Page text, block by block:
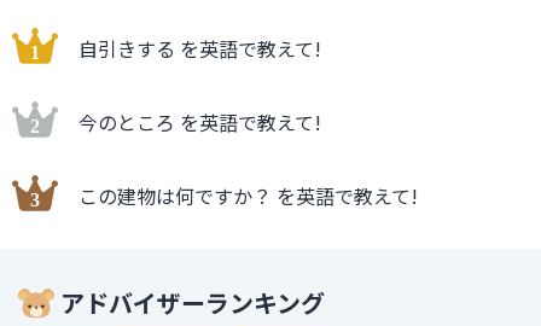
自引きする を英語で教えて!
今のところ を英語で教えて!
この建物は何ですか？ を英語で教えて!
アドバイザーランキング